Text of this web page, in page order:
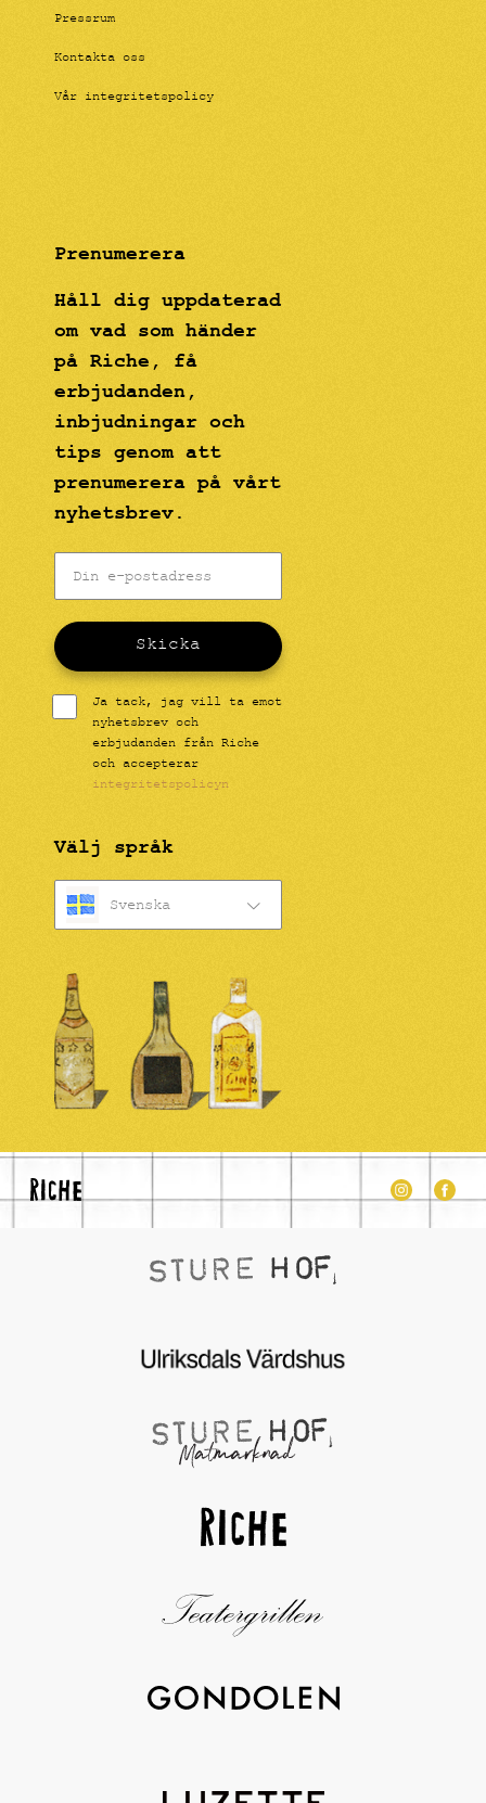
Pressrum
Kontakta oss
Vår integritetspolicy
Prenumerera
Håll dig uppdaterad
om vad som händer
på Riche, få
erbjudanden,
inbjudningar och
tips genom att
prenumerera på vårt
nyhetsbrev.
Skicka
Ja tack, jag vill ta emot
nyhetsbrev och
erbjudanden från Riche
och accepterar
integritetspolicyn
Välj språk
Svenska